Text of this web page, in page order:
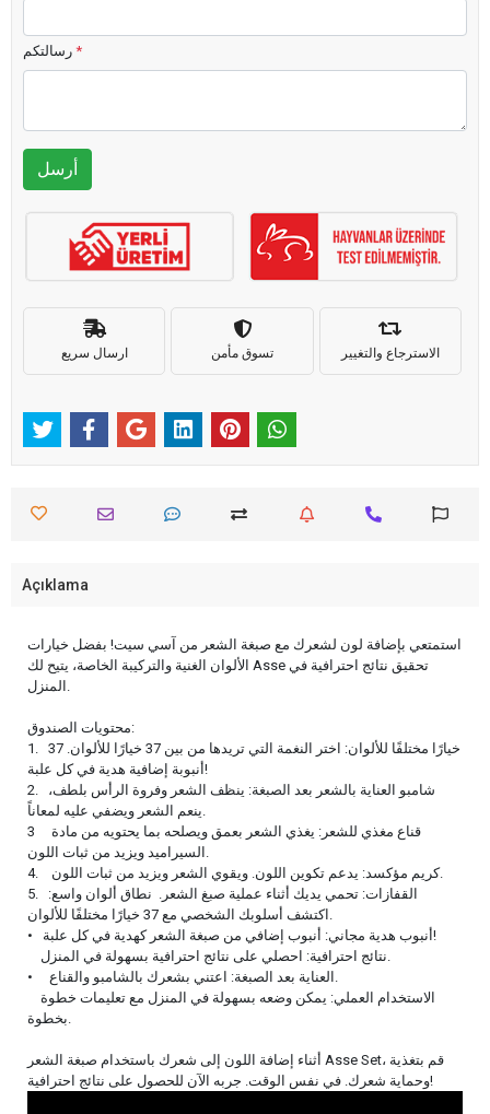
*
أرسل
ارسال سريع تسوق مأمن الاسترجاع والتغيير
Açıklama
استمتعي بإضافة لون لشعرك مع صبغة الشعر من آسي سيت! بفضل خيارات
الألوان الغنية والتركيبة الخاصة، يتيح لك Asse تحقيق نتائج احترافية في
المنزل.
محتويات الصندوق:
1. 37 خيارًا مختلفًا للألوان: اختر النغمة التي تريدها من بين 37 خيارًا للألوان.
أنبوبة إضافية هدية في كل علبة!
2. شامبو العناية بالشعر بعد الصبغة: ينظف الشعر وفروة الرأس بلطف،
ينعم الشعر ويضفي عليه لمعاناً.
3 قناع مغذي للشعر: يغذي الشعر بعمق ويصلحه بما يحتويه من مادة
السيراميد ويزيد من ثبات اللون.
4. كريم مؤكسد: يدعم تكوين اللون. ويقوي الشعر ويزيد من ثبات اللون.
5. القفازات: تحمي يديك أثناء عملية صبغ الشعر. نطاق ألوان واسع:
اكتشف أسلوبك الشخصي مع 37 خيارًا مختلفًا للألوان.
• أنبوب هدية مجاني: أنبوب إضافي من صبغة الشعر كهدية في كل علبة!
نتائج احترافية: احصلي على نتائج احترافية بسهولة في المنزل.
• العناية بعد الصبغة: اعتني بشعرك بالشامبو والقناع.
بخطوة.
أثناء إضافة اللون إلى شعرك باستخدام صبغة الشعر Asse Set، قم بتغذية
وحماية شعرك. في نفس الوقت. جربه الآن للحصول على نتائج احترافية!